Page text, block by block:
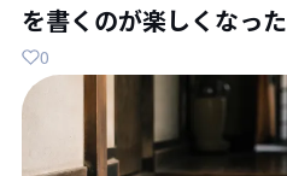
を書くのが楽しくなった
0